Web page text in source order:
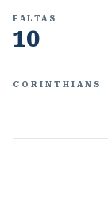
FALTAS
10
CORINTHIANS